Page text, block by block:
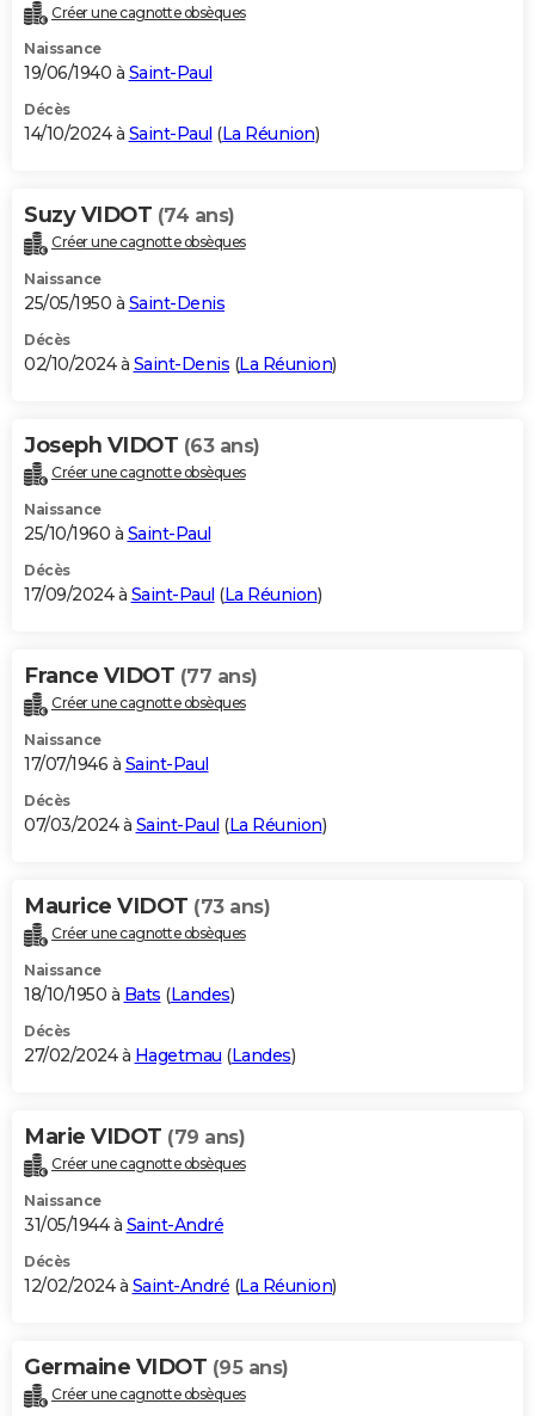
Créer une cagnotte obsèques
Naissance
19/06/1940 à Saint-Paul
Décès
14/10/2024 à Saint-Paul (La Réunion)
Suzy VIDOT (74 ans)
Créer une cagnotte obsèques
Naissance
25/05/1950 à Saint-Denis
Décès
02/10/2024 à Saint-Denis (La Réunion)
Joseph VIDOT (63 ans)
Créer une cagnotte obsèques
Naissance
25/10/1960 à Saint-Paul
Décès
17/09/2024 à Saint-Paul (La Réunion)
France VIDOT (77 ans)
Créer une cagnotte obsèques
Naissance
17/07/1946 à Saint-Paul
Décès
07/03/2024 à Saint-Paul (La Réunion)
Maurice VIDOT (73 ans)
Créer une cagnotte obsèques
Naissance
18/10/1950 à Bats (Landes)
Décès
27/02/2024 à Hagetmau (Landes)
Marie VIDOT (79 ans)
Créer une cagnotte obsèques
Naissance
31/05/1944 à Saint-André
Décès
12/02/2024 à Saint-André (La Réunion)
Germaine VIDOT (95 ans)
Créer une cagnotte obsèques